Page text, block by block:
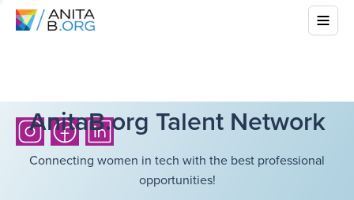
AnitaB.org Talent Network
Connecting women in tech with the best professional
opportunities!